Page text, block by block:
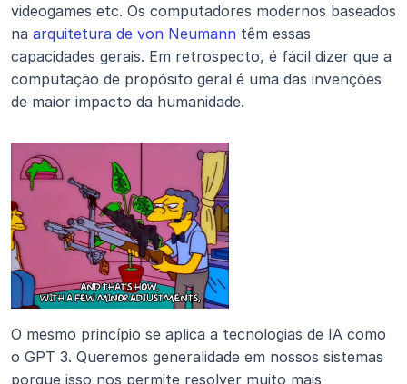
videogames etc. Os computadores modernos baseados
na arquitetura de von Neumann têm essas
capacidades gerais. Em retrospecto, é fácil dizer que a
computação de propósito geral é uma das invenções
de maior impacto da humanidade.
O mesmo princípio se aplica a tecnologias de IA como
o GPT 3. Queremos generalidade em nossos sistemas
porque isso nos permite resolver muito mais